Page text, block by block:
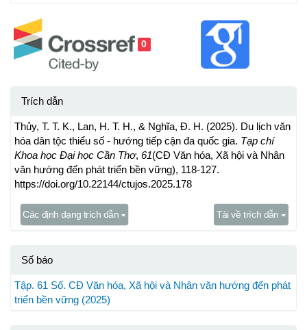
0
Trích dẫn
Thủy, T. T. K., Lan, H. T. H., & Nghĩa, Đ. H. (2025). Du lịch văn
hóa dân tộc thiểu số - hướng tiếp cận đa quốc gia. Tạp chí
Khoa học Đại học Cần Thơ, 61(CĐ Văn hóa, Xã hội và Nhân
văn hướng đến phát triển bền vững), 118-127.
https://doi.org/10.22144/ctujos.2025.178
Các định dạng trích dẫn Tải về trích dẫn
Số báo
Tập. 61 Số. CĐ Văn hóa, Xã hội và Nhân văn hướng đến phát
triển bền vững (2025)